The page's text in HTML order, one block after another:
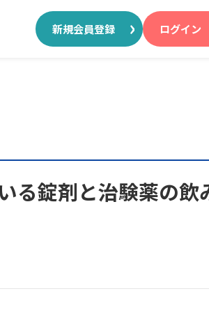
新規会員登録 ログイン
る錠剤と治験薬の飲